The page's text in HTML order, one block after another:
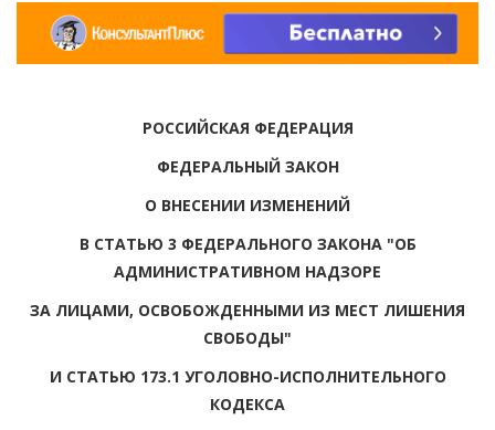
РОССИЙСКАЯ ФЕДЕРАЦИЯ
ФЕДЕРАЛЬНЫЙ ЗАКОН
О ВНЕСЕНИИ ИЗМЕНЕНИЙ
В СТАТЬЮ 3 ФЕДЕРАЛЬНОГО ЗАКОНА "ОБ
АДМИНИСТРАТИВНОМ НАДЗОРЕ
ЗА ЛИЦАМИ, ОСВОБОЖДЕННЫМИ ИЗ МЕСТ ЛИШЕНИЯ
СВОБОДЫ"
И СТАТЬЮ 173.1 УГОЛОВНО-ИСПОЛНИТЕЛЬНОГО
КОДЕКСА